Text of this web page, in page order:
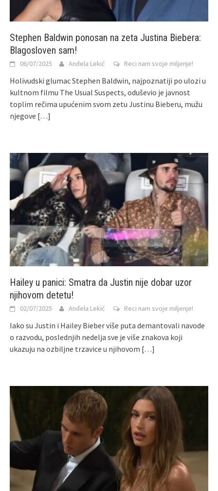
Stephen Baldwin ponosan na zeta Justina Biebera:
Blagosloven sam!
06/07/2025 Anđela Lekić Reci nam svoje miljenje!
Holivudski glumac Stephen Baldwin, najpoznatiji po ulozi u
kultnom filmu The Usual Suspects, oduševio je javnost
toplim rečima upućenim svom zetu Justinu Bieberu, mužu
njegove […]
Hailey u panici: Smatra da Justin nije dobar uzor
njihovom detetu!
02/07/2025 Anđela Lekić Reci nam svoje miljenje!
Iako su Justin i Hailey Bieber više puta demantovali navode
o razvodu, poslednjih nedelja sve je više znakova koji
ukazuju na ozbiljne trzavice u njihovom […]